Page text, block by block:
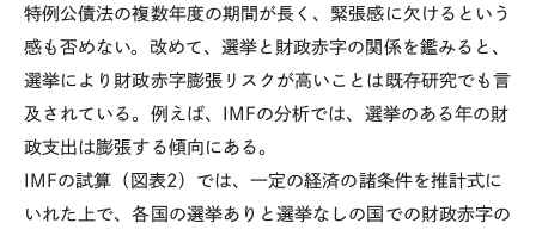
特例公債法の複数年度の期間が長く、緊張感に欠けるという
感も否めない。改めて、選挙と財政赤字の関係を鑑みると、
選挙により財政赤字膨張リスクが高いことは既存研究でも言
及されている。例えば、 IMFの分析では、選挙のある年の財
政支出は膨張する傾向にある。
IMFの試算（図表2 ）では、一定の経済の諸条件を推計式に
いれた上で、各国の選挙ありと選挙なしの国での財政赤字の